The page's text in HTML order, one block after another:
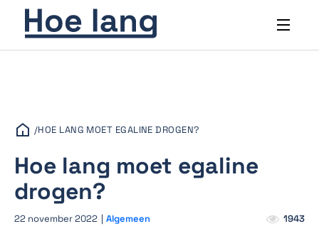
/HOE LANG MOET EGALINE DROGEN?
Hoe lang moet egaline
drogen?
22 november 2022 | Algemeen 1943